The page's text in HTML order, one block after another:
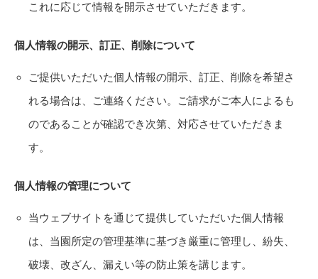
これに応じて情報を開示させていただきます。
個人情報の開示、訂正、削除について
ご提供いただいた個人情報の開示、訂正、削除を希望さ
れる場合は、ご連絡ください。ご請求がご本人によるも
のであることが確認でき次第、対応させていただきま
す。
個人情報の管理について
当ウェブサイトを通じて提供していただいた個人情報
は、当園所定の管理基準に基づき厳重に管理し、紛失、
破壊、改ざん、漏えい等の防止策を講じます。